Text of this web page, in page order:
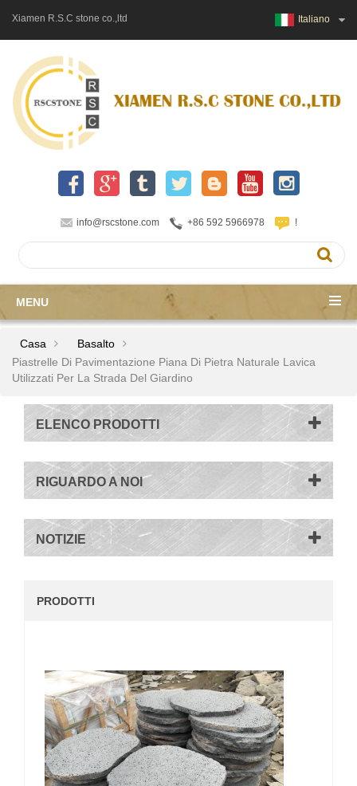
Xiamen R.S.C stone co.,ltd Italiano
info@rscstone.com +86 592 5966978 !
MENU
Casa
Basalto
Piastrelle Di Pavimentazione Piana Di Pietra Naturale Lavica
Utilizzati Per La Strada Del Giardino
ELENCO PRODOTTI
RIGUARDO A NOI
NOTIZIE
PRODOTTI